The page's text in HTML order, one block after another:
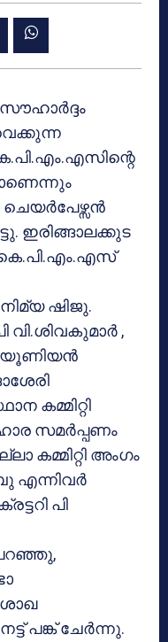
ചെയർപേഴ്സൻ
ഇരിങ്ങാലക്കുട
ഷിജു.
വി.ശിവകുമാർ ,
യൂണിയൻ
കമ്മിറ്റി
സമർപ്പണം
കമ്മിറ്റി അംഗം
എന്നിവർ
പി
പങ്ക് ചേർന്നു.